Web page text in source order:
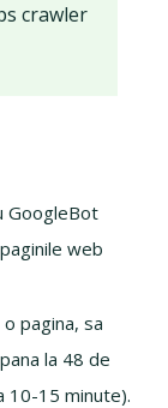
crawler
GoogleBot
web
pagina, sa
la 48 de
10-15 minute).